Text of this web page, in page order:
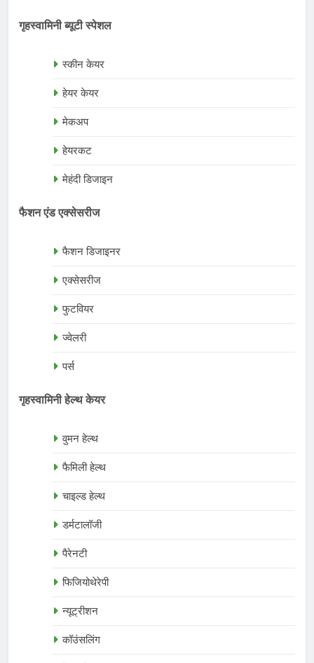
गृहस्वामिनी ब्यूटी स्पेशल
स्कीन केयर
हेयर केयर
मेकअप
हेयरकट
मेहंदी डिजाइन
फैशन एंड एक्सेसरीज
फैशन डिजाइनर
एक्सेसरीज
फुटवियर
ज्वेलरी
पर्स
गृहस्वामिनी हेल्थ केयर
वुमन हेल्थ
फैमिली हेल्थ
चाइल्ड हेल्थ
डर्मटालॉजी
पैरेनटी
फिजियोथेरेपी
न्यूट्रीशन
कॉउंसलिंग